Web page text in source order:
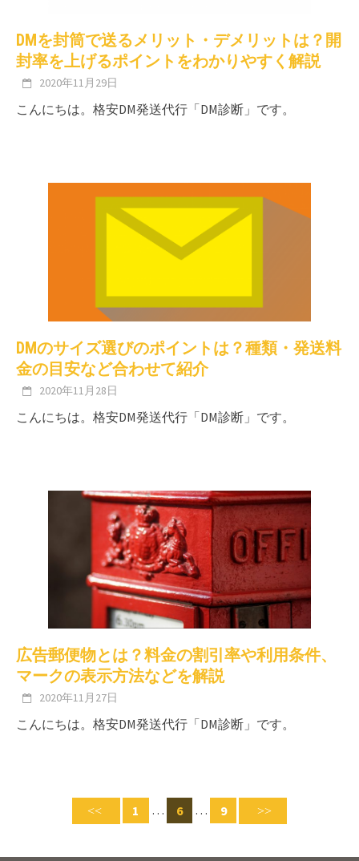
DMを封筒で送るメリット・デメリットは？開
封率を上げるポイントをわかりやすく解説
2020年11月29日
こんにちは。格安DM発送代行「DM診断」です。
DMのサイズ選びのポイントは？種類・発送料
金の目安など合わせて紹介
2020年11月28日
こんにちは。格安DM発送代行「DM診断」です。
広告郵便物とは？料金の割引率や利用条件、
マークの表示方法などを解説
2020年11月27日
こんにちは。格安DM発送代行「DM診断」です。
1 … 6 … 9